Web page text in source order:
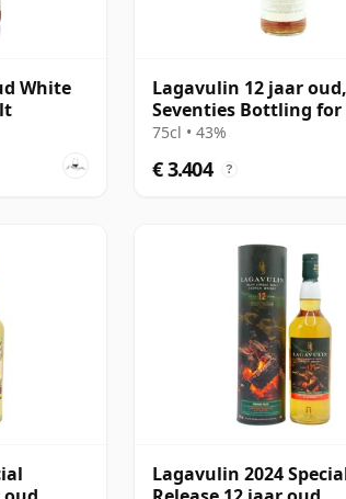
White
Lagavulin 12 jaar oud,
Seventies Bottling
Horse Distillers
75cl • 43%
€ 3.404 ?
Lagavulin 2024